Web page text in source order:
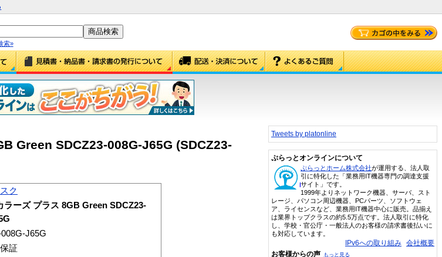
索»
Green SDCZ23-008G-J65G (SDCZ23-
ク
ラーズ プラス 8GB Green SDCZ23-
J65G
証
Tweets by platonline
ぷらっとオンラインについて
ぷらっとホーム株式会社が運用する、法人取
引に特化した「業務用IT機器専門の調達支援
サイト」です。
1999年よりネットワーク機器、サーバ、スト
レージ、パソコン周辺機器、PCパーツ、ソフトウェ
ア、ライセンスなど、業務用IT機器中心に販売。品揃え
は業界トップクラスの約5.5万点です。法人取引に特化
し、学校・官公庁・一般法人のお客様の請求書後払いに
も対応しています。
IPv6への取り組み 会社概要
お客様からの声 もっと見る